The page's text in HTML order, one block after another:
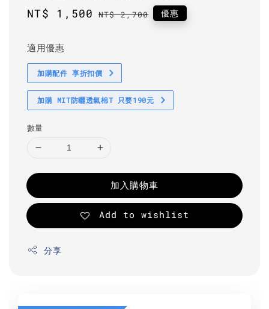
Sale
NT$ 1,500 Regular
NT$ 2,700 優惠
適用優惠
加購配件 享折扣價
加購 MIT防曬透氣棉T 只要190元
數量
加入購物車
Add to wishlist
分享